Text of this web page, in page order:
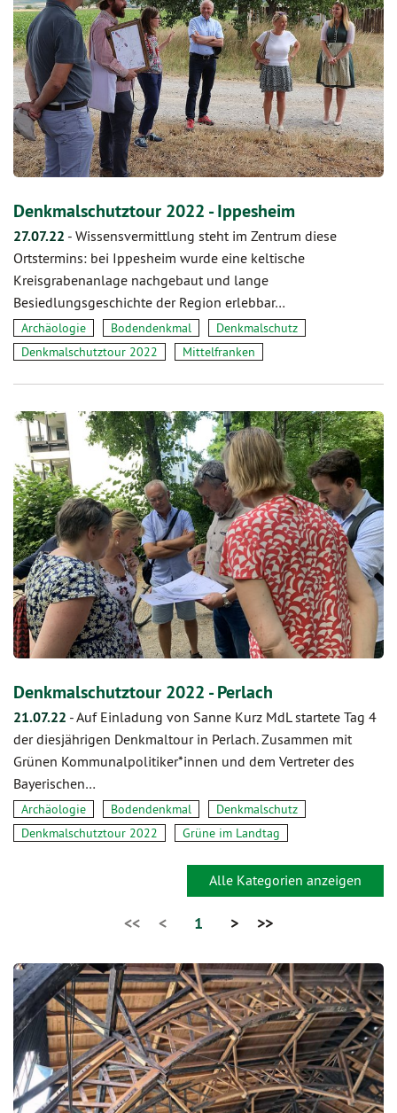
Denkmalschutztour 2022 - Ippesheim
27.07.22 - Wissensvermittlung steht im Zentrum diese
Ortstermins: bei Ippesheim wurde eine keltische
Kreisgrabenanlage nachgebaut und lange
Besiedlungsgeschichte der Region erlebbar…
Archäologie Bodendenkmal
Denkmalschutz
Denkmalschutztour 2022
Mittelfranken
Denkmalschutztour 2022 - Perlach
21.07.22 -Auf Einladung von Sanne Kurz MdL startete Tag 4
der diesjährigen Denkmaltour in Perlach. Zusammen mit
Grünen Kommunalpolitiker*innen und dem Vertreter des
Bayerischen…
Archäologie Bodendenkmal
Denkmalschutz
Denkmalschutztour 2022
Grüne im Landtag
Alle Kategorien anzeigen
<< < 1 > >>